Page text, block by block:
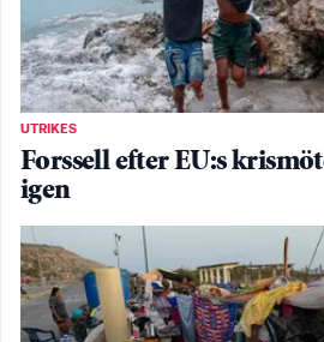
UTRIKES
Forssell efter EU:s
igen